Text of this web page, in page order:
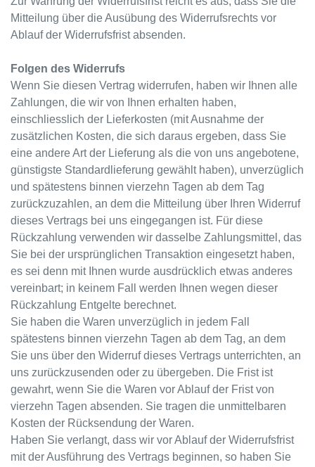
Mitteilung über die Ausübung des Widerrufsrechts vor
Ablauf der Widerrufsfrist absenden.
Folgen des Widerrufs
Wenn Sie diesen Vertrag widerrufen, haben wir Ihnen alle
Zahlungen, die wir von Ihnen erhalten haben,
einschliesslich der Lieferkosten (mit Ausnahme der
zusätzlichen Kosten, die sich daraus ergeben, dass Sie
eine andere Art der Lieferung als die von uns angebotene,
günstigste Standardlieferung gewählt haben), unverzüglich
und spätestens binnen vierzehn Tagen ab dem Tag
zurückzuzahlen, an dem die Mitteilung über Ihren Widerruf
dieses Vertrags bei uns eingegangen ist. Für diese
Rückzahlung verwenden wir dasselbe Zahlungsmittel, das
Sie bei der ursprünglichen Transaktion eingesetzt haben,
es sei denn mit Ihnen wurde ausdrücklich etwas anderes
vereinbart; in keinem Fall werden Ihnen wegen dieser
Rückzahlung Entgelte berechnet.
Sie haben die Waren unverzüglich in jedem Fall
spätestens binnen vierzehn Tagen ab dem Tag, an dem
Sie uns über den Widerruf dieses Vertrags unterrichten, an
uns zurückzusenden oder zu übergeben. Die Frist ist
gewahrt, wenn Sie die Waren vor Ablauf der Frist von
vierzehn Tagen absenden. Sie tragen die unmittelbaren
Kosten der Rücksendung der Waren.
Haben Sie verlangt, dass wir vor Ablauf der Widerrufsfrist
mit der Ausführung des Vertrags beginnen, so haben Sie